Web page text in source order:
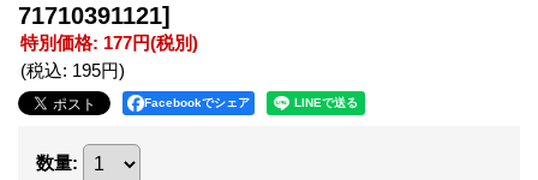
71710391121]
特別価格: 177円(税別)
(税込: 195円)
Facebookでシェア
数量: